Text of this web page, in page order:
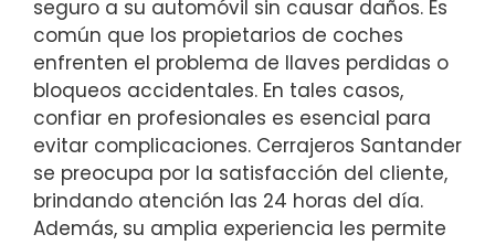
seguro a su automóvil sin causar daños. Es
común que los propietarios de coches
enfrenten el problema de llaves perdidas o
bloqueos accidentales. En tales casos,
confiar en profesionales es esencial para
evitar complicaciones. Cerrajeros Santander
se preocupa por la satisfacción del cliente,
brindando atención las 24 horas del día.
Además, su amplia experiencia les permite